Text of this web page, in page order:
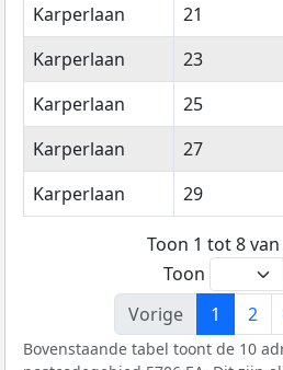
Karperlaan
21
Karperlaan
23
Karperlaan
25
Karperlaan
27
Karperlaan
29
Toon 1 tot 8
Toon
Vorige
1 2
Bovenstaande tabel toont de 10